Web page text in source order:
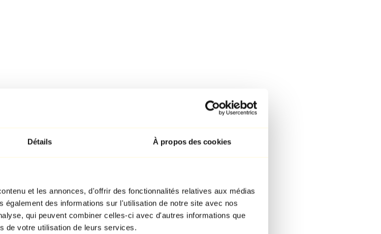
Détails À propos des cookies
et les annonces, d'offrir des fonctionnalités relatives aux médias
des informations sur l'utilisation de notre site avec nos
qui peuvent combiner celles-ci avec d'autres informations que
de votre utilisation de leurs services.